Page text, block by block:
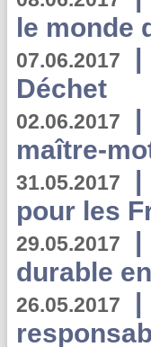
le monde
07.06.2017 |
Déchet
02.06.2017 |
maître-
31.05.2017 |
pour les
29.05.2017 |
durable
26.05.2017 |